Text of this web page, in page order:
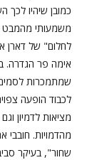
כמובן שיהיו לכך
משמעותי מהמבט
לחלום" של דארן
אימה פר הגדרה.
שמתמכרות
לכבוד הופעה
מציאות לדמיון
מהדמויות. חובבי
שחור", בעיקר